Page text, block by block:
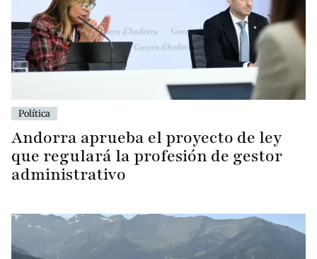
Política
Andorra aprueba el proyecto de ley
que regulará la profesión de gestor
administrativo